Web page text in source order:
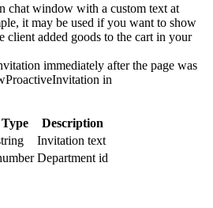
chat window with a custom text at
it may be used if you want to show
client added goods to the cart in your
immediately after the page was
in
Type
Description
Invitation text
Department id